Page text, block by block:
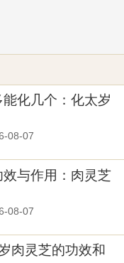
化几个：化太岁
08-07
与作用：肉灵芝
08-07
肉灵芝的功效和